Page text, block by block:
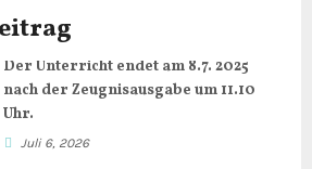
Der Unterricht endet am 8.7. 2025
nach der Zeugnisausgabe um 11.10
Uhr.
Juli 6, 2026